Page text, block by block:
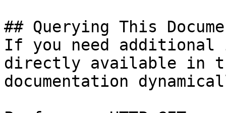
## Querying This
If you need
directly available in
documentation